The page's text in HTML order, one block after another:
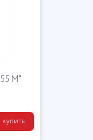
М"
купить